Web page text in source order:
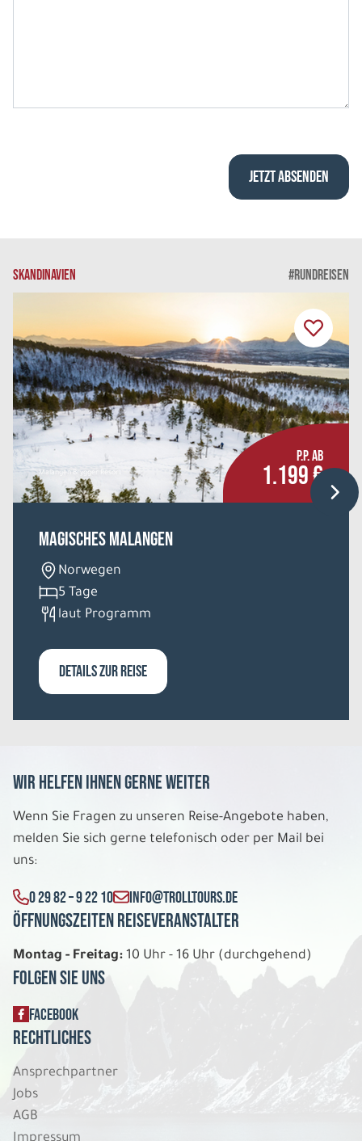
SKANDINAVIEN #RUNDREISEN
Malangen Brygger Resort
P.P. AB
1.199 €
Magisches Malangen
Norwegen
5 Tage
laut Programm
DETAILS ZUR REISE
Wir helfen Ihnen gerne weiter
Wenn Sie Fragen zu unseren Reise-Angebote haben,
melden Sie sich gerne telefonisch oder per Mail bei
uns:
0 29 82 – 9 22 10 INFO@TROLLTOURS.DE
Öffnungszeiten Reiseveranstalter
Montag - Freitag: 10 Uhr - 16 Uhr (durchgehend)
Folgen Sie uns
FACEBOOK
Rechtliches
Ansprechpartner
Jobs
AGB